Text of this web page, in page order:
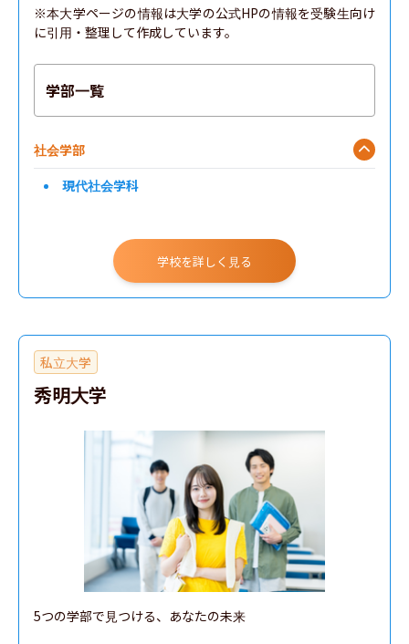
※本大学ページの情報は大学の公式HPの情報を受験生向け
に引用・整理して作成しています。
学部一覧
社会学部
現代社会学科
学校を詳しく見る
私立大学
秀明大学
5つの学部で見つける、あなたの未来